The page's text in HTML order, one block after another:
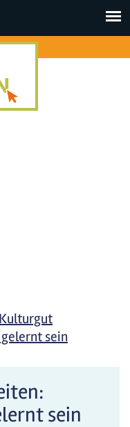
Toggle
Kulturgut
sein
sein